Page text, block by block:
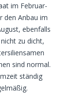
im Februar-
den Anbau im
ebenfalls
zu dicht,
sind normal.
ständig